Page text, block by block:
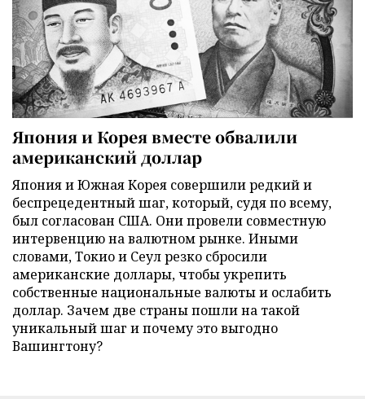
Япония и Корея вместе обвалили
американский доллар
Япония и Южная Корея совершили редкий и
беспрецедентный шаг, который, судя по всему,
был согласован США. Они провели совместную
интервенцию на валютном рынке. Иными
словами, Токио и Сеул резко сбросили
американские доллары, чтобы укрепить
собственные национальные валюты и ослабить
доллар. Зачем две страны пошли на такой
уникальный шаг и почему это выгодно
Вашингтону?